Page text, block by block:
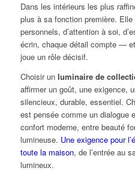
Dans les intérieurs les plus
plus à sa fonction première.
personnels, d’attention à soi,
écrin, chaque détail compte —
joue un rôle décisif.
Choisir un luminaire de
affirmer un goût, une exigence,
silencieux, durable, essentiel.
est pensée comme un dialogue
confort moderne, entre beauté
lumineuse. Une exigence pour
toute la maison, de l’entrée au
lumineux.